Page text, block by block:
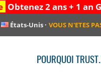
Obtenez 2 ans + 1 an
États-Unis· VOUS N'ETES
POURQUOI